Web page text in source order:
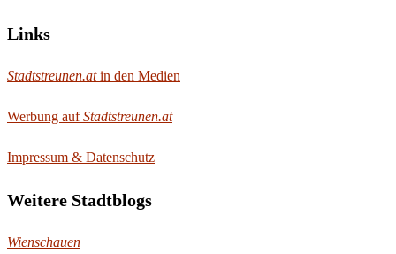
Links
Stadtstreunen.atin den Medien
Werbung aufStadtstreunen.at
Impressum & Datenschutz
Weitere Stadtblogs
Wienschauen